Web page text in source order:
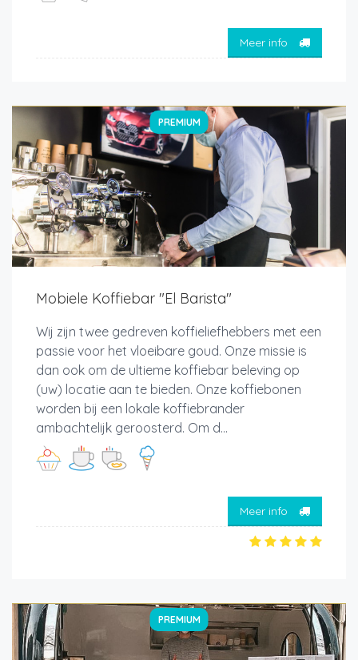
Meer info
PREMIUM
Mobiele Koffiebar "El Barista"
Wij zijn twee gedreven koffieliefhebbers met een
passie voor het vloeibare goud. Onze missie is
dan ook om de ultieme koffiebar beleving op
(uw) locatie aan te bieden. Onze koffiebonen
worden bij een lokale koffiebrander
ambachtelijk geroosterd. Om d...
Meer info
PREMIUM